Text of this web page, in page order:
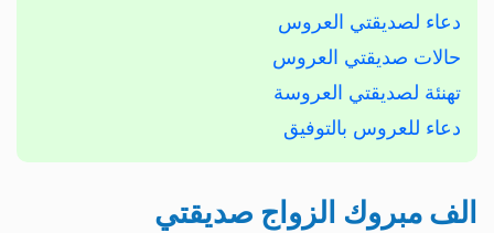
دعاء لصديقتي العروس
حالات صديقتي العروس
تهنئة لصديقتي العروسة
دعاء للعروس بالتوفيق
الف مبروك الزواج صديقتي